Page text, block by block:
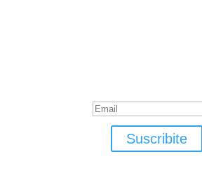
Suscribite